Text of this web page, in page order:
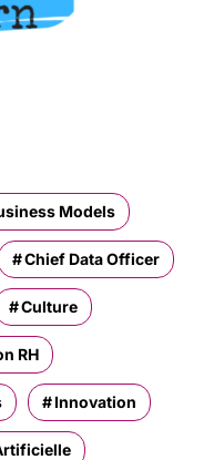
Models
Chief Data Officer
Culture
RH
Innovation